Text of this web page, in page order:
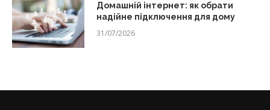
Домашній інтернет: як обрати
надійне підключення для дому
31/07/2026